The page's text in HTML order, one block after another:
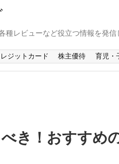
レビューなど役立つ情報を発信
ジットカード 株主優待 育児・
き！おすすめ